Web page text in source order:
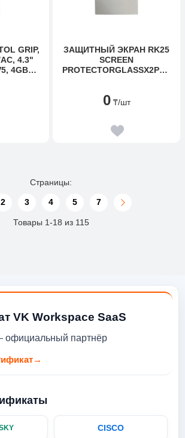
GRIP,
4.3"
4GB
ЗАЩИТНЫЙ ЭКРАН RK25
SCREEN
PROTECTORGLASSX2PCS
0 ₸/шт
Страницы:
2 3 4 5 7
Товары 1-18 из 115
VK Workspace SaaS
официальный партнёр
→
CISCO